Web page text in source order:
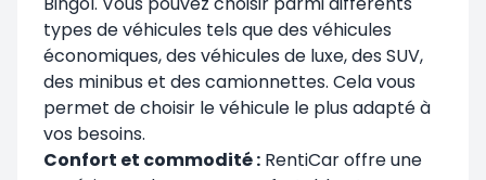
types de véhicules tels que des véhicules
économiques, des véhicules de luxe, des SUV,
des minibus et des camionnettes. Cela vous
permet de choisir le véhicule le plus adapté à
vos besoins.
Confort et commodité : RentiCar offre une